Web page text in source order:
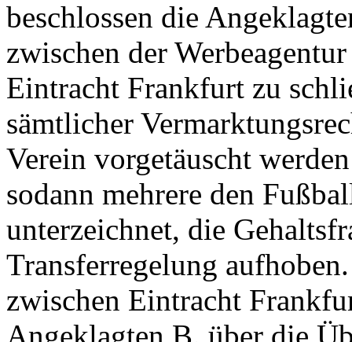
beschlossen die
zwischen der
Eintracht Frankfurt zu
sämtlicher
Verein vorgetäuscht
sodann mehrere den
unterzeichnet, die
Transferregelung
zwischen Eintracht
Angeklagten B. über die